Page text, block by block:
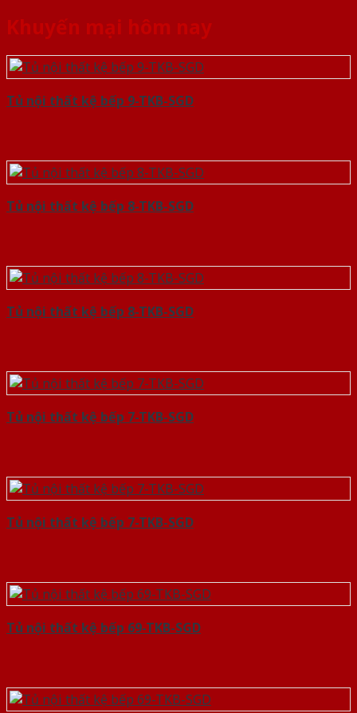
Khuyến mại hôm nay
Tủ nội thất kệ bếp 9-TKB-SGD
Tủ nội thất kệ bếp 8-TKB-SGD
Tủ nội thất kệ bếp 8-TKB-SGD
Tủ nội thất kệ bếp 7-TKB-SGD
Tủ nội thất kệ bếp 7-TKB-SGD
Tủ nội thất kệ bếp 69-TKB-SGD